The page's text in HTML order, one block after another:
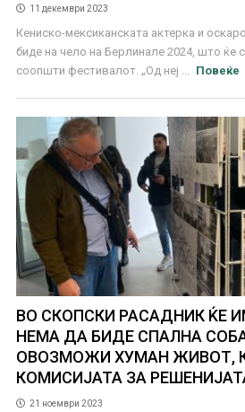
11 декември 2023
Кениско-мексиканската актерка и
биде на чело на Берлинале 2024, што ќе
соопшти фестивалот. „Од неј ...
Повеќе
ВО СКОПСКИ РАСАДНИК ЌЕ
НЕМА ДА БИДЕ СПАЛНА
ОВОЗМОЖИ ХУМАН ЖИВОТ,
КОМИСИЈАТА ЗА
21 ноември 2023